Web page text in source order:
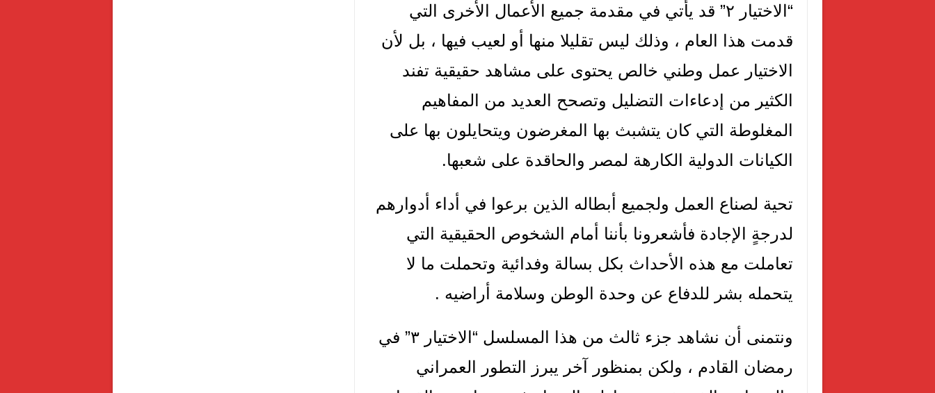
“الاختيار ٢” قد يأتي في مقدمة جميع الأعمال الأخرى التي
قدمت هذا العام ، وذلك ليس تقليلا منها أو لعيب فيها ، بل لأن
الاختيار عمل وطني خالص يحتوى على مشاهد حقيقية تفند
الكثير من إدعاءات التضليل وتصحح العديد من المفاهيم
المغلوطة التي كان يتشبث بها المغرضون ويتحايلون بها على
الكيانات الدولية الكارهة لمصر والحاقدة على شعبها.
تحية لصناع العمل ولجميع أبطاله الذين برعوا في أداء أدوارهم
لدرجةٍ الإجادة فأشعرونا بأننا أمام الشخوص الحقيقية التي
تعاملت مع هذه الأحداث بكل بسالة وفدائية وتحملت ما لا
يتحمله بشر للدفاع عن وحدة الوطن وسلامة أراضيه .
ونتمنى أن نشاهد جزء ثالث من هذا المسلسل “الاختيار ٣” في
رمضان القادم ، ولكن بمنظور آخر يبرز التطور العمراني